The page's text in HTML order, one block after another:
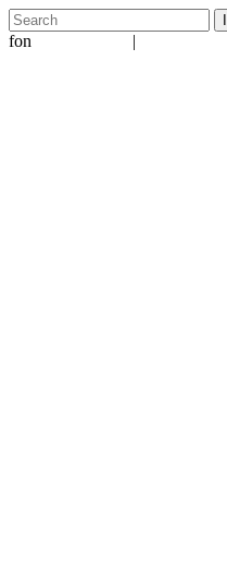
fon |